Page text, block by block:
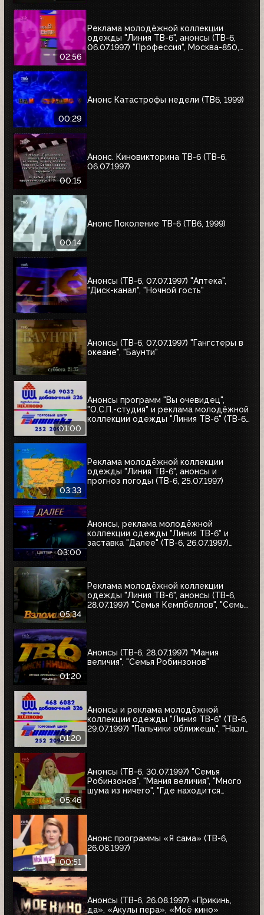
02:56
Реклама молодёжной коллекции
одежды "Линия ТВ-6", анонсы (ТВ-6,
06.07.1997) "Профессия", Москва-850,
00:29
Анонс Катастрофы недели (ТВ6, 1999)
00:15
Анонс. Киновикторина ТВ-6 (ТВ-6,
06.07.1997)
00:14
Анонс Поколение ТВ-6 (ТВ6, 1999)
Анонсы (ТВ-6, 07.07.1997) "Аптека",
"Диск-канал", "Ночной гость"
Анонсы (ТВ-6, 07.07.1997) "Гангстеры в
океане", "Баунти"
01:00
Анонсы программ "Вы очевидец",
"О.С.П.-студия" и реклама молодёжной
коллекции одежды "Линия ТВ-6" (ТВ-6,
03:33
Реклама молодёжной коллекции
одежды "Линия ТВ-6", анонсы и
прогноз погоды (ТВ-6, 25.07.1997)
03:00
Анонсы, реклама молодёжной
коллекции одежды "Линия ТВ-6" и
заставка "Далее" (ТВ-6, 26.07.1997)
05:34
Реклама молодёжной коллекции
одежды "Линия ТВ-6", анонсы (ТВ-6,
28.07.1997) "Семья Кемпбеллов", "Семья
01:20
Анонсы (ТВ-6, 28.07.1997) "Мания
величия", "Семья Робинзонов"
01:20
Анонсы и реклама молодёжной
коллекции одежды "Линия ТВ-6" (ТВ-6,
29.07.1997) "Пальчики оближешь", "Назло
05:46
Анонсы (ТВ-6, 30.07.1997) "Семья
Робинзонов", "Мания величия", "Много
шума из ничего", "Где находится
00:51
Анонс программы «Я сама» (ТВ-6,
26.08.1997)
Анонсы (ТВ-6, 26.08.1997) «Прикинь,
да», «Акулы пера», «Моё кино»